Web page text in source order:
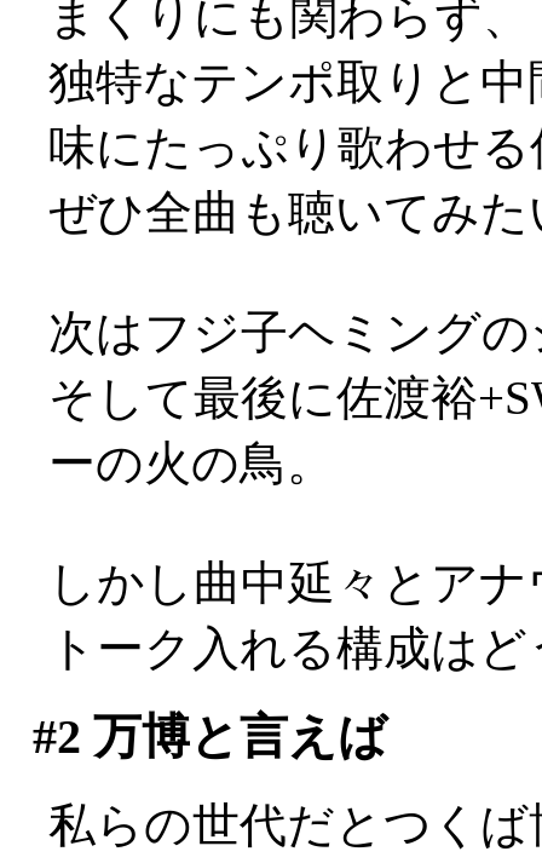
まくりにも関わらず、
独特なテンポ取りと
味にたっぷり歌わせ
ぜひ全曲も聴いてみ
次はフジ子ヘミング
そして最後に佐渡裕
ーの火の鳥。
しかし曲中延々とア
トーク入れる構成は
#2 万博と言えば
私らの世代だとつく